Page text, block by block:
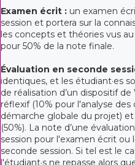
Examen écrit : un examen
session et portera sur la
les concepts et théories vus
pour 50% de la note finale.
Évaluation en seconde
identiques, et les étudiant·es
de réalisation d’un dispositif
réflexif (10% pour l'analyse
démarche globale du projet)
(50%). La note d’une
session pour l'examen écrit
seconde session. Si tel est le
l'étudiant·s ne repasse alors